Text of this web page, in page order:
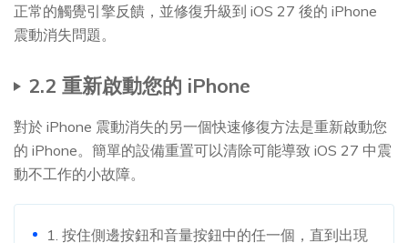
正常的觸覺引擎反饋，並修復升級到 iOS 27 後的 iPhone
震動消失問題。
2.2 重新啟動您的 iPhone
對於 iPhone 震動消失的另一個快速修復方法是重新啟動您
的 iPhone。簡單的設備重置可以清除可能導致 iOS 27 中震
動不工作的小故障。
1. 按住側邊按鈕和音量按鈕中的任一個，直到出現